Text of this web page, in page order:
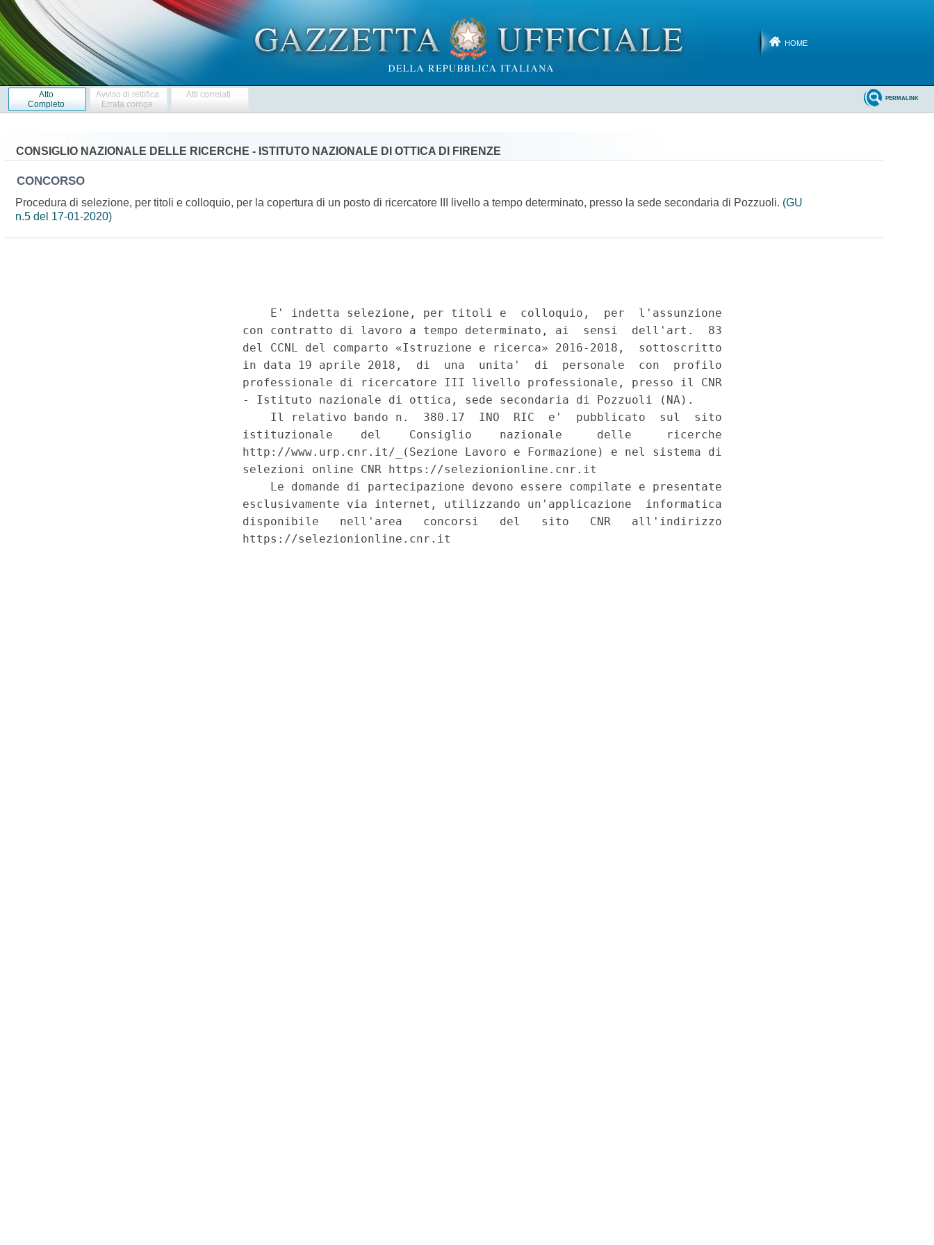
HOME
Atto
Completo
Avviso di rettifica
Errata corrige
Atti correlati PERMALINK
CONSIGLIO NAZIONALE DELLE RICERCHE - ISTITUTO NAZIONALE DI OTTICA DI FIRENZE
CONCORSO
Procedura di selezione, per titoli e colloquio, per la copertura di un posto di ricercatore III livello a tempo determinato, presso la sede secondaria di Pozzuoli. (GU
n.5 del 17-01-2020)